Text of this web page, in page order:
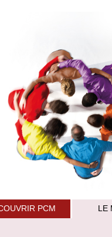
PCM LE